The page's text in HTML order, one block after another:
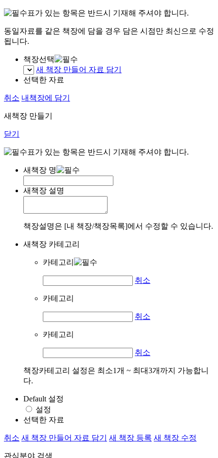
표가 있는 항목은 반드시 기재해 주셔야 합니다.
동일자료를 같은 책장에 담을 경우 담은 시점만 최신으로 수정
됩니다.
책장선택
새 책장 만들어 자료 담기
선택한 자료
취소 내책장에 담기
새책장 만들기
닫기
표가 있는 항목은 반드시 기재해 주셔야 합니다.
새책장 명
새책장 설명
책장설명은 [내 책장/책장목록]에서 수정할 수 있습니다.
새책장 카테고리
카테고리
취소
카테고리
취소
카테고리
취소
책장카테고리 설정은 최소1개 ~ 최대3개까지 가능합니
다.
Default 설정
설정
선택한 자료
취소 새 책장 만들어 자료 담기 새 책장 등록 새 책장 수정
관심분야 검색